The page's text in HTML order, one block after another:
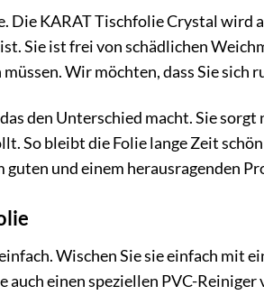
KARAT Tischfolie Crystal wird
Sie ist frei von schädlichen
Wir möchten, dass Sie
den Unterschied macht. Sie
So bleibt die Folie lange Zeit
und einem herausragenden
Wischen Sie sie einfach mit
einen speziellen PVC-